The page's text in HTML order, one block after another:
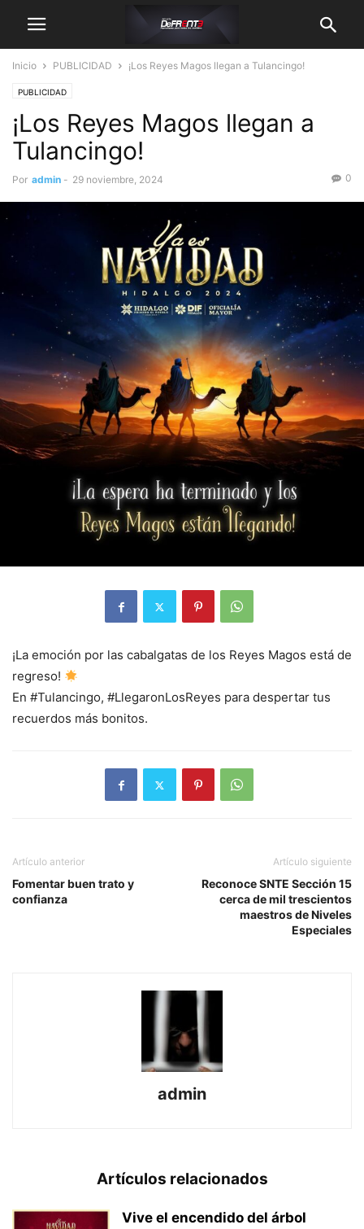
Inicio PUBLICIDAD ¡Los Reyes Magos llegan a Tulancingo!
PUBLICIDAD
¡Los Reyes Magos llegan a
Tulancingo!
Por admin - 29 noviembre, 2024 0
¡La emoción por las cabalgatas de los Reyes Magos está de
regreso!
En #Tulancingo, #LlegaronLosReyes para despertar tus
recuerdos más bonitos.
Artículo anterior
Fomentar buen trato y
confianza
Artículo siguiente
Reconoce SNTE Sección 15
cerca de mil trescientos
maestros de Niveles
Especiales
admin
Artículos relacionados
Vive el encendido del árbol